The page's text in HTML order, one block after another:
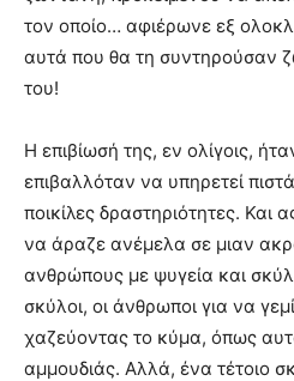
τον οποίο… αφιέρωνε εξ
αυτά που θα τη συντηρούσαν
του!
Η επιβίωσή της, εν ολίγοις,
επιβαλλόταν να υπηρετεί
ποικίλες δραστηριότητες. Και
να άραζε ανέμελα σε μιαν
ανθρώπους με ψυγεία και
σκύλοι, οι άνθρωποι για να
χαζεύοντας το κύμα, όπως
αμμουδιάς. Αλλά, ένα τέτοιο